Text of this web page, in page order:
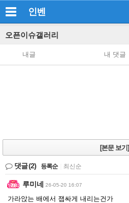
인벤
오픈이슈갤러리
내글 내 댓글
[본문 보기]
댓글(2) 등록순 최신순
루미네 26-05-20 16:07
가라앉는 배에서 잽싸게 내리는건가